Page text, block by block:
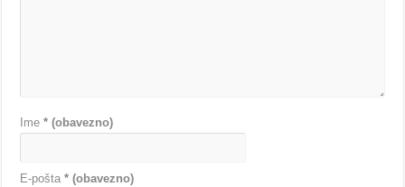
Ime* (obavezno)
E-pošta* (obavezno)